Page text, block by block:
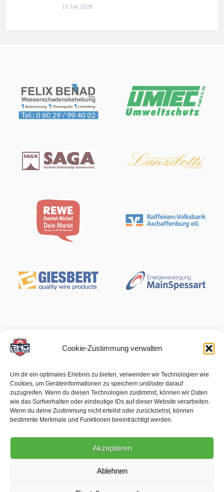
Cookie-Zustimmung verwalten
Um dir ein optimales Erlebnis zu bieten, verwenden wir Technologien wie
Cookies, um Geräteinformationen zu speichern und/oder darauf
zuzugreifen. Wenn du diesen Technologien zustimmst, können wir Daten
wie das Surfverhalten oder eindeutige IDs auf dieser Website verarbeiten.
Wenn du deine Zustimmung nicht erteilst oder zurückziehst, können
bestimmte Merkmale und Funktionen beeinträchtigt werden.
Akzeptieren
Ablehnen
17 Juli, 2026